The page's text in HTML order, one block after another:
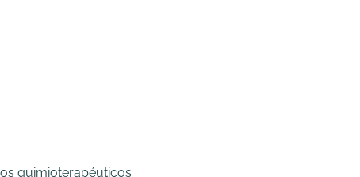
quimioterapéuticos